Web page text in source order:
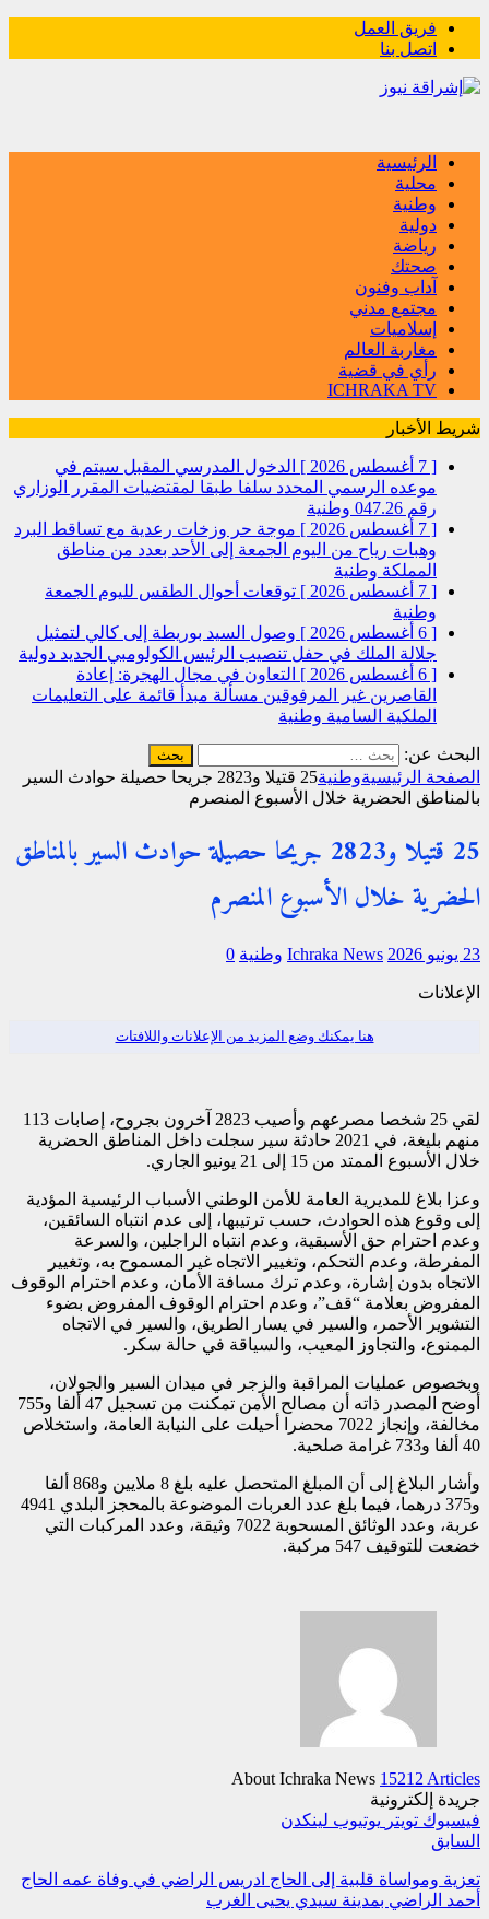
فريق العمل
اتصل بنا
الرئيسية
محلية
وطنية
دولية
رياضة
صحتك
آداب وفنون
مجتمع مدني
إسلاميات
مغاربة العالم
رأي في قضية
ICHRAKA TV
شريط الأخبار
[ 7 أغسطس 2026 ]
الدخول المدرسي المقبل سیتم في
موعده الرسمي المحدد سلفا طبقا لمقتضیات المقرر الوزاري
رقم 047.26
وطنية
[ 7 أغسطس 2026 ]
موجة حر وزخات رعدية مع تساقط البرد
وهبات رياح من اليوم الجمعة إلى الأحد بعدد من مناطق
المملكة وطنية
[ 7 أغسطس 2026 ]
توقعات أحوال الطقس لليوم الجمعة
وطنية
[ 6 أغسطس 2026 ]
وصول السيد بوريطة إلى كالي لتمثيل
جلالة الملك في حفل تنصيب الرئيس الكولومبي الجديد دولية
[ 6 أغسطس 2026 ]
التعاون في مجال الهجرة: إعادة
القاصرين غير المرفوقين مسألة مبدأ قائمة على التعليمات
الملكية السامية وطنية
البحث عن:
الصفحة الرئيسيةوطنية
25 قتيلا و2823 جريحا حصيلة حوادث السير
بالمناطق الحضرية خلال الأسبوع المنصرم
25 قتيلا و2823 جريحا حصيلة حوادث السير بالمناطق
الحضرية خلال الأسبوع المنصرم
23 يونيو 2026 Ichraka News وطنية 0
الإعلانات
هنا يمكنك وضع المزيد من الإعلانات واللافتات
لقي 25 شخصا مصرعهم وأصيب 2823 آخرون بجروح، إصابات 113
منهم بليغة، في 2021 حادثة سير سجلت داخل المناطق الحضرية
خلال الأسبوع الممتد من 15 إلى 21 يونيو الجاري.
وعزا بلاغ للمديرية العامة للأمن الوطني الأسباب الرئيسية المؤدية
إلى وقوع هذه الحوادث، حسب ترتيبها، إلى عدم انتباه السائقين،
وعدم احترام حق الأسبقية، وعدم انتباه الراجلين، والسرعة
المفرطة، وعدم التحكم، وتغيير الاتجاه غير المسموح به، وتغيير
الاتجاه بدون إشارة، وعدم ترك مسافة الأمان، وعدم احترام الوقوف
المفروض بعلامة “قف”، وعدم احترام الوقوف المفروض بضوء
التشوير الأحمر، والسير في يسار الطريق، والسير في الاتجاه
الممنوع، والتجاوز المعيب، والسياقة في حالة سكر.
وبخصوص عمليات المراقبة والزجر في ميدان السير والجولان،
أوضح المصدر ذاته أن مصالح الأمن تمكنت من تسجيل 47 ألفا و755
مخالفة، وإنجاز 7022 محضرا أحيلت على النيابة العامة، واستخلاص
40 ألفا و733 غرامة صلحية.
وأشار البلاغ إلى أن المبلغ المتحصل عليه بلغ 8 ملايين و868 ألفا
و375 درهما، فيما بلغ عدد العربات الموضوعة بالمحجز البلدي 4941
عربة، وعدد الوثائق المسحوبة 7022 وثيقة، وعدد المركبات التي
خضعت للتوقيف 547 مركبة.
About Ichraka News 15212 Articles
جريدة إلكترونية
فيسبوك تويتر يوتيوب لينكدن
السابق
تعزية ومواساة قلبية إلى الحاج ادريس الراضي في وفاة عمه الحاج
أحمد الراضي بمدينة سيدي يحيى الغرب